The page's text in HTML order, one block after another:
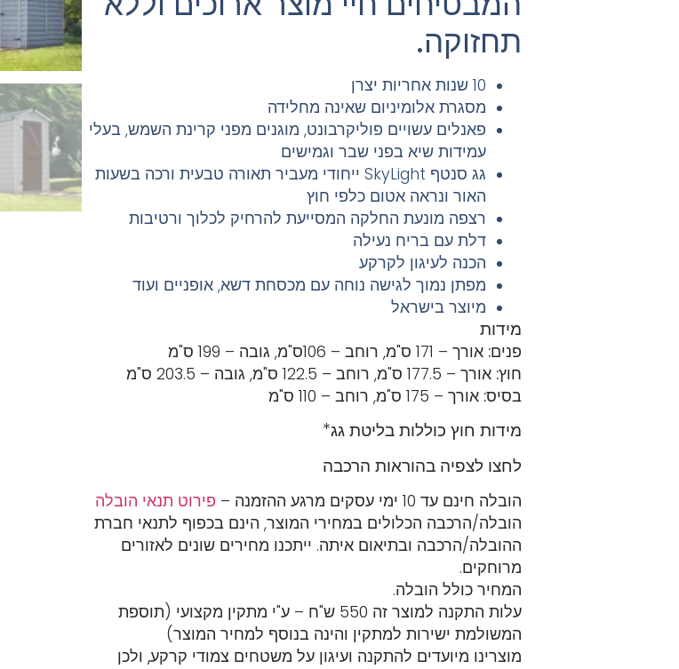
תחזוקה.
10 שנות אחריות יצרן
מסגרת אלומיניום שאינה מחלידה
פאנלים עשויים פוליקרבונט, מוגנים מפני קרינת השמש, בעלי
עמידות שיא בפני שבר וגמישים
גג סנטף SkyLight ייחודי מעביר תאורה טבעית ורכה בשעות
האור ונראה אטום כלפי חוץ
רצפה מונעת החלקה המסייעת להרחיק לכלוך ורטיבות
דלת עם בריח נעילה
הכנה לעיגון לקרקע
מפתן נמוך לגישה נוחה עם מכסחת דשא, אופניים ועוד
מיוצר בישראל
מידות
פנים:אורך – 171 ס"מ, רוחב – 106ס"מ,
גובה – 199 ס"מ
חוץ:אורך – 177.5 ס"מ, רוחב – 122.5 ס"מ,
גובה – 203.5 ס"מ
בסיס:אורך – 175 ס"מ, רוחב – 110 ס"מ
מידות חוץ כוללות בליטת גג*
לחצו לצפיה בהוראות הרכבה
הובלה חינם עד 10 ימי עסקים מרגע ההזמנה –
פירוט תנאי הובלה
הובלה/הרכבה הכלולים במחירי המוצר, הינם בכפוף לתנאי חברת
ההובלה/הרכבה ובתיאום איתה. ייתכנו מחירים שונים לאזורים
מרוחקים.
המחיר כולל הובלה.
עלות התקנה למוצר זה 550 ש"ח – ע"י מתקין מקצועי (תוספת
המשולמת ישירות למתקין והינה בנוסף למחיר המוצר)
מוצרינו מיועדים להתקנה ועיגון על משטחים צמודי קרקע, ולכן